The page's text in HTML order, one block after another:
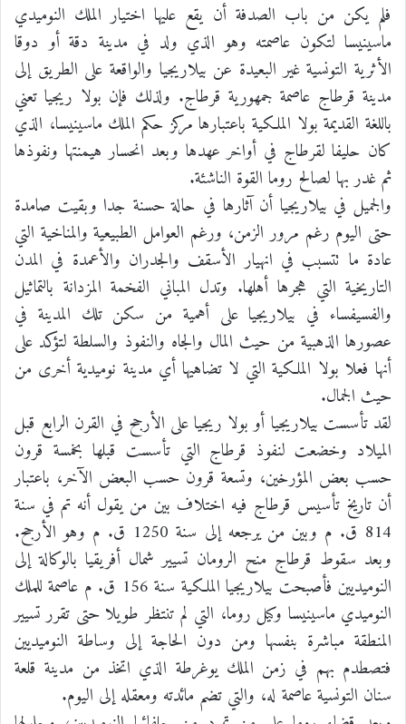
فلم يكن من باب الصدفة أن يقع عليها اختيار الملك النوميدي
ماسينيسا لتكون عاصمته وهو الذي ولد في مدينة دقة أو دوقا
الأثرية التونسية غير البعيدة عن بيلاريجيا والواقعة على الطريق إلى
مدينة قرطاج عاصمة جمهورية قرطاج. ولذلك فإن بولا ريجيا تعني
باللغة القديمة بولا الملكية باعتبارها مركز حكم الملك ماسينيسا، الذي
كان حليفا لقرطاج في أواخر عهدها وبعد انحسار هيمنتها ونفوذها
ثم غدر بها لصالح روما القوة الناشئة.
والجميل في بيلاريجيا أن آثارها في حالة حسنة جدا وبقيت صامدة
حتى اليوم رغم مرور الزمن، ورغم العوامل الطبيعية والمناخية التي
عادة ما تتسبب في انهيار الأسقف والجدران والأعمدة في المدن
التاريخية التي هجرها أهلها. وتدل المباني الفخمة المزدانة بالتماثيل
والفسيفساء في بيلاريجيا على أهمية من سكن تلك المدينة في
عصورها الذهبية من حيث المال والجاه والنفوذ والسلطة لتؤكد على
أنها فعلا بولا الملكية التي لا تضاهيها أي مدينة نوميدية أخرى من
حيث الجمال.
لقد تأسست بيلاريجيا أو بولا ريجيا على الأرجح في القرن الرابع قبل
الميلاد وخضعت لنفوذ قرطاج التي تأسست قبلها بخمسة قرون
حسب بعض المؤرخين، وتسعة قرون حسب البعض الآخر، باعتبار
أن تاريخ تأسيس قرطاج فيه اختلاف بين من يقول أنه تم في سنة
814 ق. م وبين من يرجعه إلى سنة 1250 ق. م وهو الأرجح.
وبعد سقوط قرطاج منح الرومان تسيير شمال أفريقيا بالوكالة إلى
النوميديين فأصبحت بيلاريجيا الملكية سنة 156 ق. م عاصمة للملك
النوميدي ماسينيسا وكيل روما، التي لم تنتظر طويلا حتى تقرر تسيير
المنطقة مباشرة بنفسها ومن دون الحاجة إلى وساطة النوميديين
فتصطدم بهم في زمن الملك يوغرطة الذي اتخذ من مدينة قلعة
سنان التونسية عاصمة له، والتي تضم مائدته ومعقله إلى اليوم.